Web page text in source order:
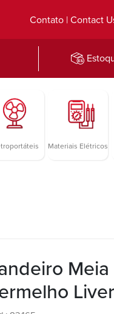
Contato | Contact
Materiais Elétricos
Meia